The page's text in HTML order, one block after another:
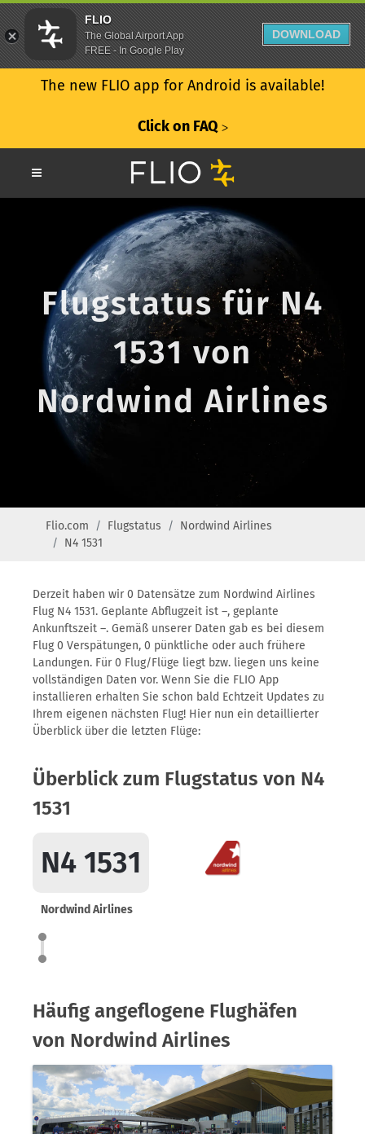
The new FLIO app for Android is available!
Click on FAQ ᐳ
Flugstatus für N4
1531 von
Nordwind Airlines
Flio.com Flugstatus
Nordwind Airlines
N4 1531
Derzeit haben wir 0 Datensätze zum Nordwind Airlines
Flug N4 1531. Geplante Abflugzeit ist –, geplante
Ankunftszeit –. Gemäß unserer Daten gab es bei diesem
Flug 0 Verspätungen, 0 pünktliche oder auch frühere
Landungen. Für 0 Flug/Flüge liegt bzw. liegen uns keine
vollständigen Daten vor. Wenn Sie die FLIO App
installieren erhalten Sie schon bald Echtzeit Updates zu
Ihrem eigenen nächsten Flug! Hier nun ein detaillierter
Überblick über die letzten Flüge:
Überblick zum Flugstatus von N4
1531
N4 1531
Nordwind Airlines
Häufig angeflogene Flughäfen
von Nordwind Airlines
FLIO
The Global Airport App
FREE - In Google Play
DOWNLOAD